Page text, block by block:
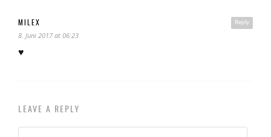
Reply
MILEX
8. Juni 2017 at 06:23
♥
LEAVE A REPLY